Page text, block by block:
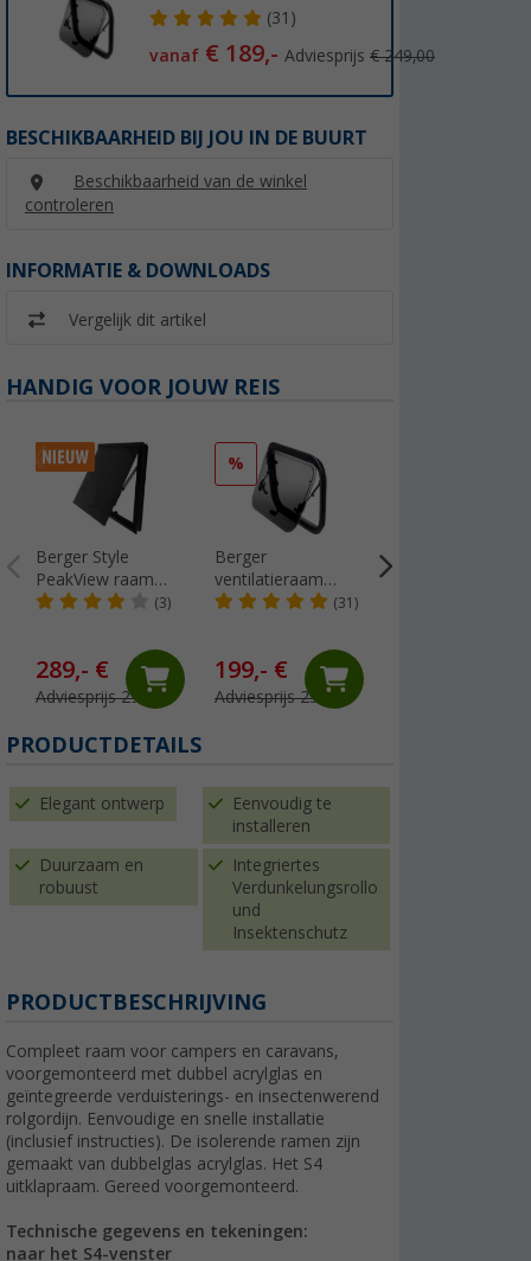
(31)
vanaf € 189,-Adviesprijs€ 249,00
BESCHIKBAARHEID BIJ JOU IN DE BUURT
Beschikbaarheid van de winkel
controleren
INFORMATIE & DOWNLOADS
Vergelijk dit artikel
HANDIG VOOR JOUW REIS
Berger Style
PeakView raam
met plisségordijn
(3)
289,- €
Adviesprijs 299,- €
%
Berger
ventilatieraam
500x450 mm
(31)
199,- €
Adviesprijs 239,- €
PRODUCTDETAILS
Elegant ontwerp
Eenvoudig te
installeren
Duurzaam en
robuust
Integriertes
Verdunkelungsrollo
und
Insektenschutz
PRODUCTBESCHRIJVING
Compleet raam voor campers en caravans,
voorgemonteerd met dubbel acrylglas en
geïntegreerde verduisterings- en insectenwerend
rolgordijn. Eenvoudige en snelle installatie
(inclusief instructies). De isolerende ramen zijn
gemaakt van dubbelglas acrylglas. Het S4
uitklapraam. Gereed voorgemonteerd.
Technische gegevens en tekeningen:
naar het S4-venster